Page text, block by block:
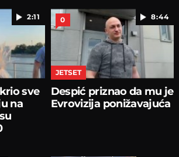
2:11
sve
na
8:44
0
JETSET
Despić priznao da mu je
Evrovizija ponižavajuća